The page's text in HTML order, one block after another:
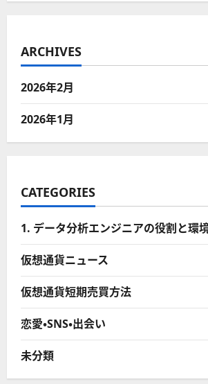
ARCHIVES
2026年2月
2026年1月
CATEGORIES
1. データ分析エンジニアの役割と環
仮想通貨ニュース
仮想通貨短期売買方法
恋愛・SNS・出会い
未分類